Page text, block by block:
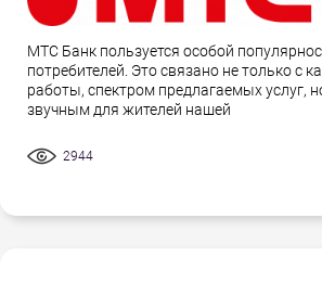
МТС Банк пользуется особой
потребителей. Это связано не только с
работы, спектром предлагаемых услуг,
звучным для жителей нашей
2944